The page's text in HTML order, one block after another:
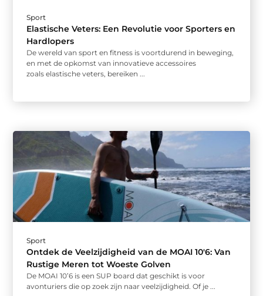
Sport
Elastische Veters: Een Revolutie voor Sporters en
Hardlopers
De wereld van sport en fitness is voortdurend in beweging,
en met de opkomst van innovatieve accessoires
zoals elastische veters, bereiken ...
Sport
Ontdek de Veelzijdigheid van de MOAI 10'6: Van
Rustige Meren tot Woeste Golven
De MOAI 10’6 is een SUP board dat geschikt is voor
avonturiers die op zoek zijn naar veelzijdigheid. Of je ...